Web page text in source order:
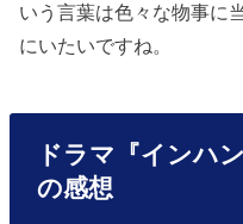
いう言葉は色々な物事に
にいたいですね。
ドラマ『インハ
の感想